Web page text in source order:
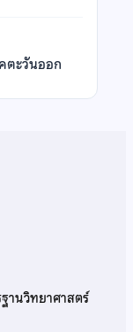
ตะวันออก
านวิทยาศาสตร์